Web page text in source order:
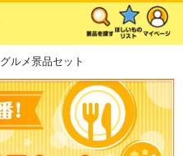
グルメ景品セット